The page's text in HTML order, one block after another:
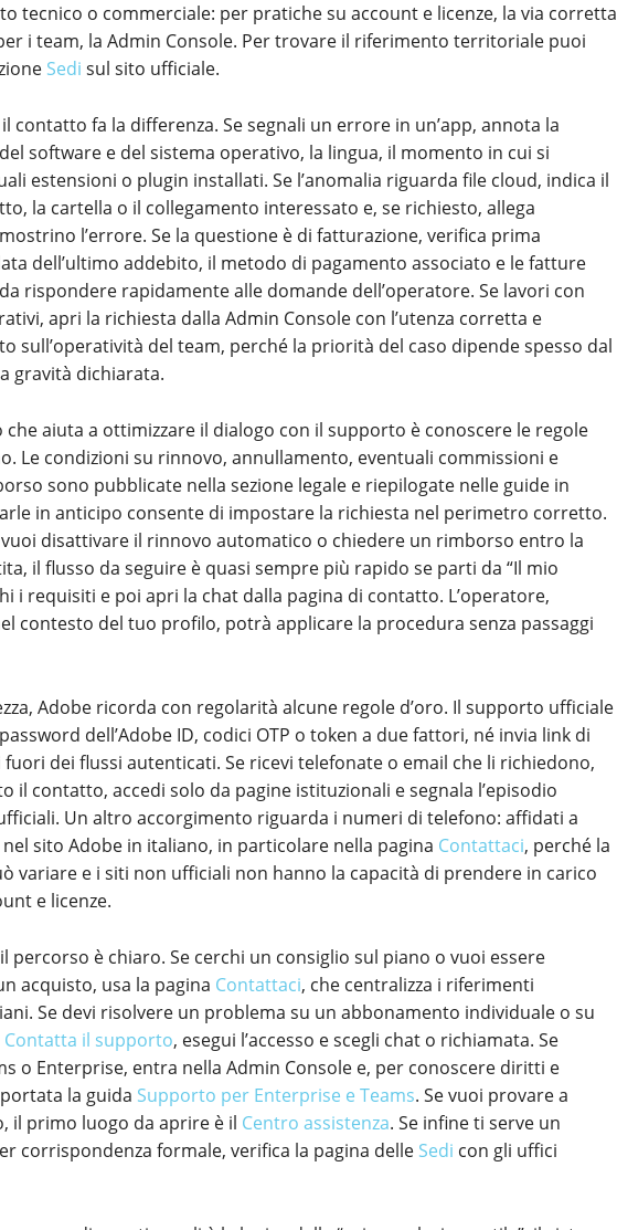
tecnico o commerciale: per pratiche su account e licenze, la via corretta
i team, la Admin Console. Per trovare il riferimento territoriale puoi
Sedi sul sito ufficiale.
contatto fa la differenza. Se segnali un errore in un’app, annota la
software e del sistema operativo, la lingua, il momento in cui si
estensioni o plugin installati. Se l’anomalia riguarda file cloud, indica il
la cartella o il collegamento interessato e, se richiesto, allega
l’errore. Se la questione è di fatturazione, verifica prima
dell’ultimo addebito, il metodo di pagamento associato e le fatture
rispondere rapidamente alle domande dell’operatore. Se lavori con
apri la richiesta dalla Admin Console con l’utenza corretta e
sull’operatività del team, perché la priorità del caso dipende spesso dal
gravità dichiarata.
aiuta a ottimizzare il dialogo con il supporto è conoscere le regole
Le condizioni su rinnovo, annullamento, eventuali commissioni e
sono pubblicate nella sezione legale e riepilogate nelle guide in
in anticipo consente di impostare la richiesta nel perimetro corretto.
vuoi disattivare il rinnovo automatico o chiedere un rimborso entro la
il flusso da seguire è quasi sempre più rapido se parti da “Il mio
i requisiti e poi apri la chat dalla pagina di contatto. L’operatore,
contesto del tuo profilo, potrà applicare la procedura senza passaggi
Adobe ricorda con regolarità alcune regole d’oro. Il supporto ufficiale
dell’Adobe ID, codici OTP o token a due fattori, né invia link di
dei flussi autenticati. Se ricevi telefonate o email che li richiedono,
il contatto, accedi solo da pagine istituzionali e segnala l’episodio
Un altro accorgimento riguarda i numeri di telefono: affidati a
sito Adobe in italiano, in particolare nella pagina Contattaci, perché la
variare e i siti non ufficiali non hanno la capacità di prendere in carico
e licenze.
percorso è chiaro. Se cerchi un consiglio sul piano o vuoi essere
acquisto, usa la pagina Contattaci, che centralizza i riferimenti
Se devi risolvere un problema su un abbonamento individuale o su
Contatta il supporto, esegui l’accesso e scegli chat o richiamata. Se
o Enterprise, entra nella Admin Console e, per conoscere diritti e
la guida Supporto per Enterprise e Teams. Se vuoi provare a
il primo luogo da aprire è il Centro assistenza. Se infine ti serve un
corrispondenza formale, verifica la pagina delle Sedi con gli uffici